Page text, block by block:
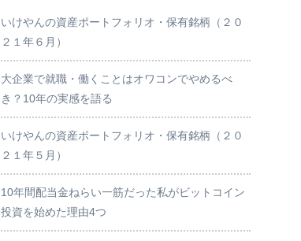
いけやんの資産ポートフォリオ・保有銘柄（２０
２１年６月）
大企業で就職・働くことはオワコンでやめるべ
き？10年の実感を語る
いけやんの資産ポートフォリオ・保有銘柄（２０
２１年５月）
10年間配当金ねらい一筋だった私がビットコイン
投資を始めた理由4つ